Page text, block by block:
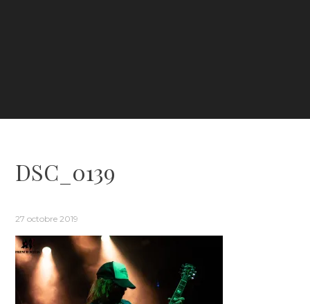
DSC_0139
27 octobre 2019